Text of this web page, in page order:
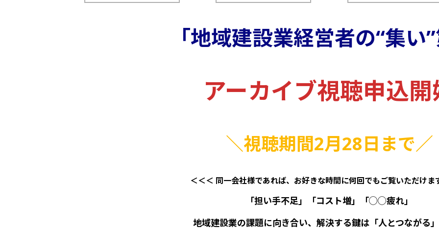
「地域建設業経営者の“集い”
アーカイブ視聴申込開
＼視聴期間2月28日まで／
＜＜＜ 同一会社様であれば、お好きな時間に何回でもご覧いただけま
「担い手不足」「コスト増」「◯◯疲れ」
地域建設業の課題に向き合い、解決する鍵は「人とつながる」